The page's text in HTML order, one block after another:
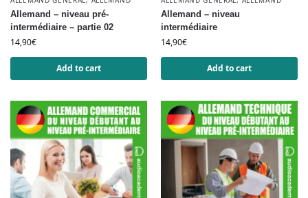
Allemand – niveau pré-
intermédiaire – partie 02
14,90€
Add to cart
Allemand – niveau
intermédiaire
14,90€
Add to cart